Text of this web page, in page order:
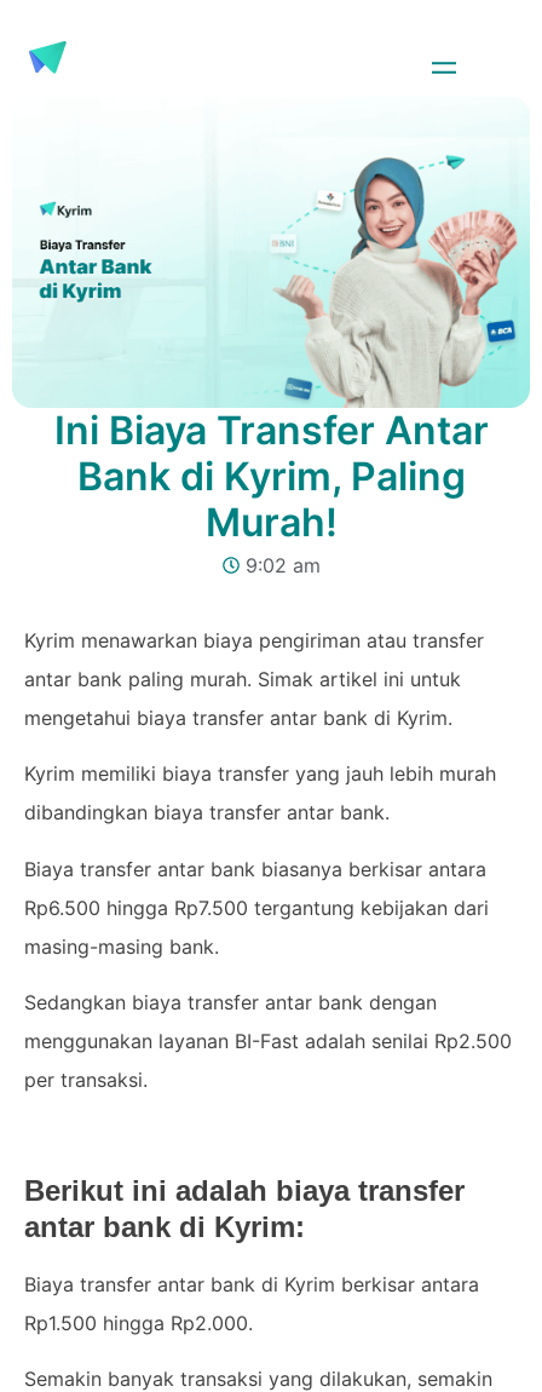
Ini Biaya Transfer Antar
Bank di Kyrim, Paling
Murah!
9:02 am
Kyrim menawarkan biaya pengiriman atau transfer
antar bank paling murah. Simak artikel ini untuk
mengetahui biaya transfer antar bank di Kyrim.
Kyrim memiliki biaya transfer yang jauh lebih murah
dibandingkan biaya transfer antar bank.
Biaya transfer antar bank biasanya berkisar antara
Rp6.500 hingga Rp7.500 tergantung kebijakan dari
masing-masing bank.
Sedangkan biaya transfer antar bank dengan
menggunakan layanan BI-Fast adalah senilai Rp2.500
per transaksi.
Berikut ini adalah biaya transfer
antar bank di Kyrim:
Biaya transfer antar bank di Kyrim berkisar antara
Rp1.500 hingga Rp2.000.
Semakin banyak transaksi yang dilakukan, semakin